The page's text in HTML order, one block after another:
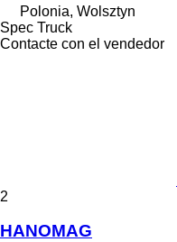
Polonia, Wolsztyn
Spec Truck
Contacte con el vendedor
2
HANOMAG